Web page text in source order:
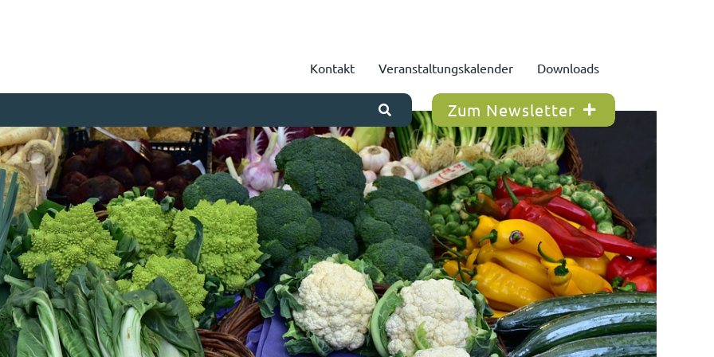
Kontakt
Veranstaltungskalender Downloads
Suche
nach:
Zum Newsletter